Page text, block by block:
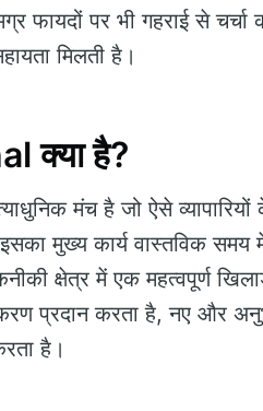
फायदों पर भी गहराई से
मिलती है।
क्या है?
मंच है जो ऐसे
मुख्य कार्य वास्तविक समय
क्षेत्र में एक महत्वपूर्ण
प्रदान करता है, नए और
है।